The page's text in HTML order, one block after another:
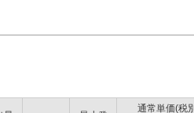
通常単価(税